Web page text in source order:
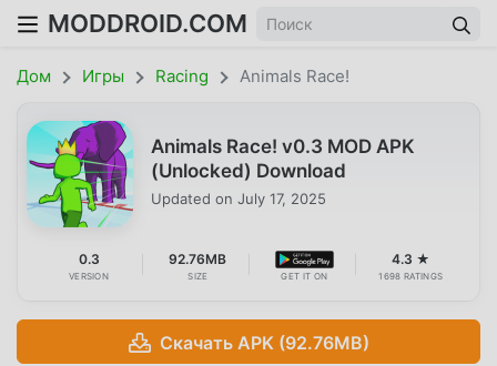
MODDROID.COM
Дом Игры Racing Animals Race!
Animals Race! v0.3 MOD APK
(Unlocked) Download
Updated on July 17, 2025
0.3
VERSION
92.76MB
SIZE GET IT ON
4.3 ★
1698 RATINGS
Скачать APK (92.76MB)